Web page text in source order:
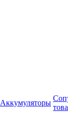
Аккумуляторы